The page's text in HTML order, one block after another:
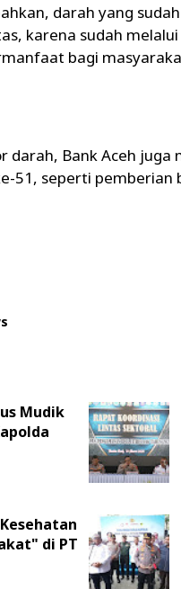
darah yang
karena sudah
bagi
darah, Bank Aceh
51, seperti
Mudik
di PT